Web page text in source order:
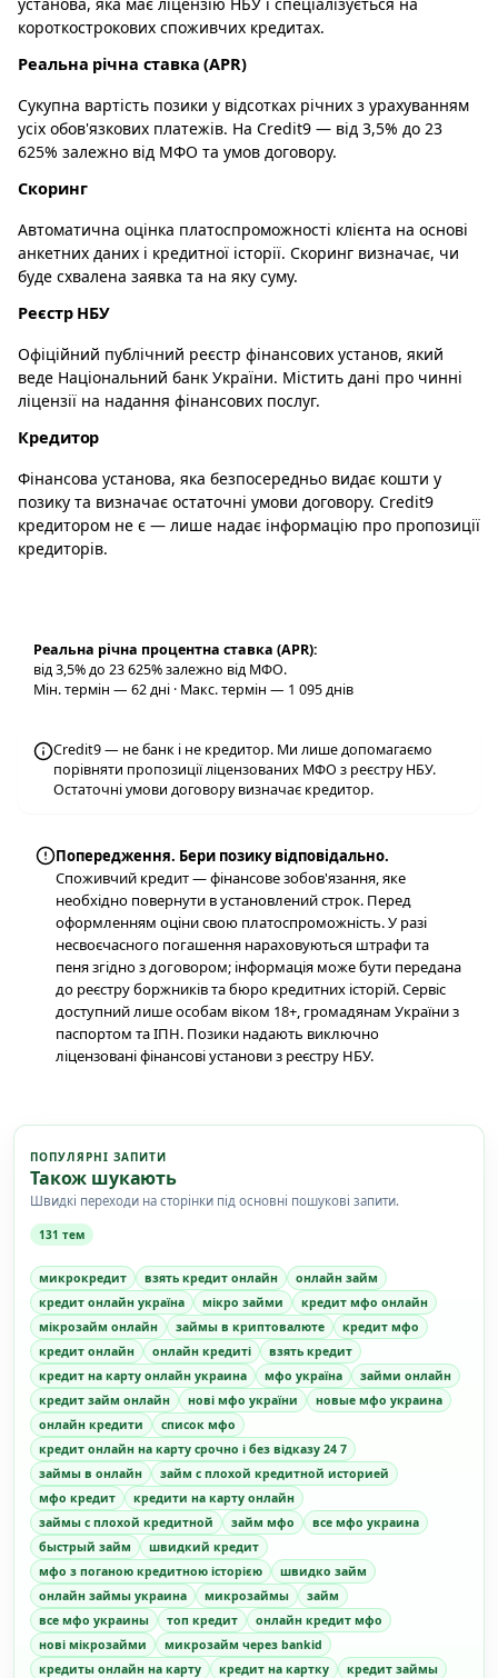
короткострокових споживчих кредитах.
Реальна річна ставка (APR)
Сукупна вартість позики у відсотках річних з урахуванням
усіх обов'язкових платежів. На Credit9 — від 3,5% до 23
625% залежно від МФО та умов договору.
Скоринг
Автоматична оцінка платоспроможності клієнта на основі
анкетних даних і кредитної історії. Скоринг визначає, чи
буде схвалена заявка та на яку суму.
Реєстр НБУ
Офіційний публічний реєстр фінансових установ, який
веде Національний банк України. Містить дані про чинні
ліцензії на надання фінансових послуг.
Кредитор
Фінансова установа, яка безпосередньо видає кошти у
позику та визначає остаточні умови договору. Credit9
кредитором не є — лише надає інформацію про пропозиції
кредиторів.
Реальна річна процентна ставка (APR):
від 3,5% до 23 625% залежно від МФО.
Мін. термін — 62 дні · Макс. термін — 1 095 днів
Credit9 — не банк і не кредитор. Ми лише допомагаємо
порівняти пропозиції ліцензованих МФО з реєстру НБУ.
Остаточні умови договору визначає кредитор.
Попередження. Бери позику відповідально.
Споживчий кредит — фінансове зобов'язання, яке
необхідно повернути в установлений строк. Перед
оформленням оціни свою платоспроможність. У разі
несвоєчасного погашення нараховуються штрафи та
пеня згідно з договором; інформація може бути передана
до реєстру боржників та бюро кредитних історій. Сервіс
доступний лише особам віком 18+, громадянам України з
паспортом та ІПН. Позики надають виключно
ліцензовані фінансові установи з реєстру НБУ.
ПОПУЛЯРНІ ЗАПИТИ
Також шукають
Швидкі переходи на сторінки під основні пошукові запити.
131 тем
микрокредит взять кредит онлайн
онлайн займ
кредит онлайн україна
мікро займи
кредит мфо онлайн
мікрозайм онлайн
займы в криптовалюте
кредит мфо
кредит онлайн
онлайн кредиті
взять кредит
кредит на карту онлайн украина
мфо україна
займи онлайн
кредит займ онлайн
нові мфо україни
новые мфо украина
онлайн кредити
список мфо
кредит онлайн на карту срочно і без відказу 24 7
займы в онлайн
займ с плохой кредитной историей
мфо кредит
кредити на карту онлайн
займы с плохой кредитной
займ мфо
все мфо украина
быстрый займ
швидкий кредит
мфо з поганою кредитною історією
швидко займ
онлайн займы украина
микрозаймы
займ
все мфо украины
топ кредит
онлайн кредит мфо
нові мікрозайми
микрозайм через bankid
кредиты онлайн на карту
кредит на картку
кредит займы